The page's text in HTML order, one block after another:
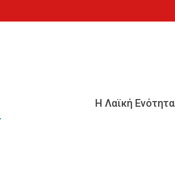
Η Λαϊκή Ενότητα